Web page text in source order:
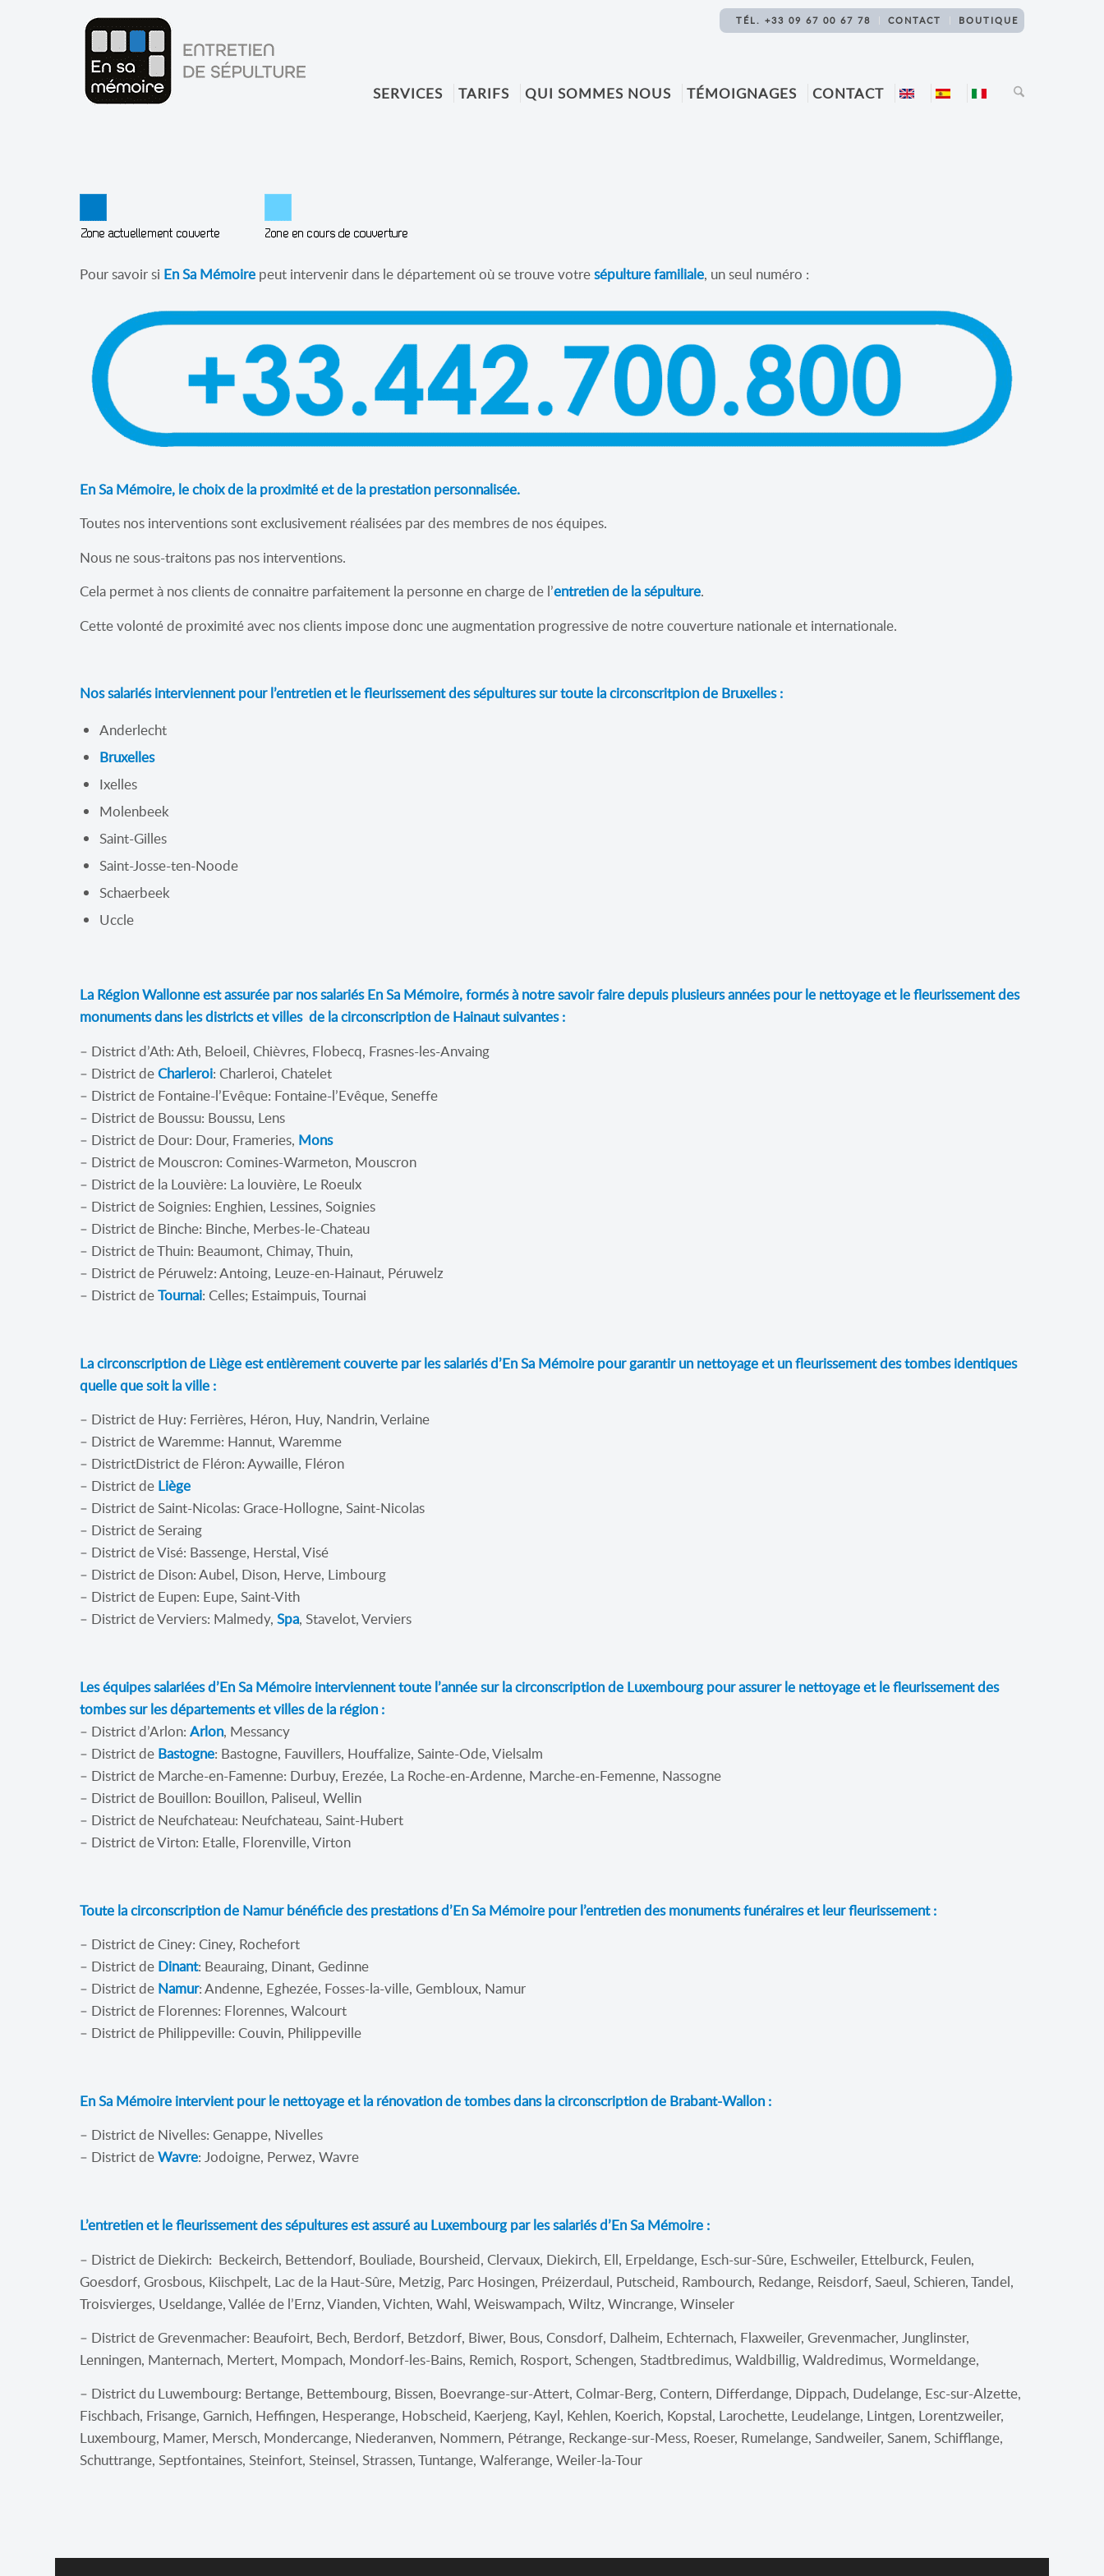
TÉL. +33 09 67 00 67 78 CONTACT BOUTIQUE
SERVICES TARIFS QUI SOMMES NOUS TÉMOIGNAGES CONTACT
Pour savoir si En Sa Mémoire peut intervenir dans le département où se trouve votresépulture familiale, un seul numéro :
En Sa Mémoire, le choix de la proximité et de la prestation personnalisée.
Toutes nos interventions sont exclusivement réalisées par des membres de nos équipes.
Nous ne sous-traitons pas nos interventions.
Cela permet à nos clients de connaitre parfaitement la personne en charge de l’entretien de la sépulture.
Cette volonté de proximité avec nos clients impose donc une augmentation progressive de notre couverture nationale et internationale.
Nos salariés interviennent pour l’entretien et le fleurissement des sépultures sur toute la circonscritpion de Bruxelles :
Anderlecht
Bruxelles
Ixelles
Molenbeek
Saint-Gilles
Saint-Josse-ten-Noode
Schaerbeek
Uccle
La Région Wallonne est assurée par nos salariés En Sa Mémoire, formés à notre savoir faire depuis plusieurs années pour le nettoyage et le fleurissement des
monuments dans les districts et villes de la circonscription de Hainaut suivantes :
– District d’Ath: Ath, Beloeil, Chièvres, Flobecq, Frasnes-les-Anvaing
– District deCharleroi: Charleroi, Chatelet
– District de Fontaine-l’Evêque: Fontaine-l’Evêque, Seneffe
– District de Boussu: Boussu, Lens
– District de Dour: Dour, Frameries, Mons
– District de Mouscron: Comines-Warmeton, Mouscron
– District de la Louvière: La louvière, Le Roeulx
– District de Soignies: Enghien, Lessines, Soignies
– District de Binche: Binche, Merbes-le-Chateau
– District de Thuin: Beaumont, Chimay, Thuin,
– District de Péruwelz: Antoing, Leuze-en-Hainaut, Péruwelz
– District deTournai: Celles; Estaimpuis, Tournai
La circonscription de Liège est entièrement couverte par les salariés d’En Sa Mémoire pour garantir un nettoyage et un fleurissement des tombes identiques
quelle que soit la ville :
– District de Huy: Ferrières, Héron, Huy, Nandrin, Verlaine
– District de Waremme: Hannut, Waremme
– DistrictDistrict de Fléron: Aywaille, Fléron
– District de Liège
– District de Saint-Nicolas: Grace-Hollogne, Saint-Nicolas
– District de Seraing
– District de Visé: Bassenge, Herstal, Visé
– District de Dison: Aubel, Dison, Herve, Limbourg
– District de Eupen: Eupe, Saint-Vith
– District de Verviers: Malmedy,Spa, Stavelot, Verviers
Les équipes salariées d’En Sa Mémoire interviennent toute l’année sur la circonscription de Luxembourg pour assurer le nettoyage et le fleurissement des
tombes sur les départements et villes de la région :
– District d’Arlon:Arlon, Messancy
– District de Bastogne: Bastogne, Fauvillers, Houffalize, Sainte-Ode, Vielsalm
– District de Marche-en-Famenne: Durbuy, Erezée, La Roche-en-Ardenne, Marche-en-Femenne, Nassogne
– District de Bouillon: Bouillon, Paliseul, Wellin
– District de Neufchateau: Neufchateau, Saint-Hubert
– District de Virton: Etalle, Florenville, Virton
Toute la circonscription de Namur bénéficie des prestations d’En Sa Mémoire pour l’entretien des monuments funéraires et leur fleurissement :
– District de Ciney: Ciney, Rochefort
– District de Dinant: Beauraing, Dinant, Gedinne
– District de Namur: Andenne, Eghezée, Fosses-la-ville, Gembloux, Namur
– District de Florennes: Florennes, Walcourt
– District de Philippeville: Couvin, Philippeville
En Sa Mémoire intervient pour le nettoyage et la rénovation de tombes dans la circonscription de Brabant-Wallon :
– District de Nivelles: Genappe, Nivelles
– District deWavre: Jodoigne, Perwez, Wavre
L’entretien et le fleurissement des sépultures est assuré au Luxembourg par les salariés d’En Sa Mémoire :
– District de Diekirch: Beckeirch, Bettendorf, Bouliade, Boursheid, Clervaux, Diekirch, Ell, Erpeldange, Esch-sur-Sûre, Eschweiler, Ettelburck, Feulen,
Goesdorf, Grosbous, Kiischpelt, Lac de la Haut-Sûre, Metzig, Parc Hosingen, Préizerdaul, Putscheid, Rambourch, Redange, Reisdorf, Saeul, Schieren, Tandel,
Troisvierges, Useldange, Vallée de l’Ernz, Vianden, Vichten, Wahl, Weiswampach, Wiltz, Wincrange, Winseler
– District de Grevenmacher: Beaufoirt, Bech, Berdorf, Betzdorf, Biwer, Bous, Consdorf, Dalheim, Echternach, Flaxweiler, Grevenmacher, Junglinster,
Lenningen, Manternach, Mertert, Mompach, Mondorf-les-Bains, Remich, Rosport, Schengen, Stadtbredimus, Waldbillig, Waldredimus, Wormeldange,
– District du Luwembourg: Bertange, Bettembourg, Bissen, Boevrange-sur-Attert, Colmar-Berg, Contern, Differdange, Dippach, Dudelange, Esc-sur-Alzette,
Fischbach, Frisange, Garnich, Heffingen, Hesperange, Hobscheid, Kaerjeng, Kayl, Kehlen, Koerich, Kopstal, Larochette, Leudelange, Lintgen, Lorentzweiler,
Luxembourg, Mamer, Mersch, Mondercange, Niederanven, Nommern, Pétrange, Reckange-sur-Mess, Roeser, Rumelange, Sandweiler, Sanem, Schifflange,
Schuttrange, Septfontaines, Steinfort, Steinsel, Strassen, Tuntange, Walferange, Weiler-la-Tour